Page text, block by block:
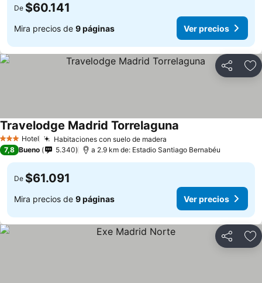
De $60.141
Mira precios de 9 páginas Ver precios
Compartir
3 Estrellas
Hotel Habitaciones con suelo de madera
Travelodge Madrid Torrelaguna
7,8 Bueno 5.340 a 2.9 km de: Estadio Santiago Bernabéu
De $61.091
Mira precios de 9 páginas Ver precios
Compartir